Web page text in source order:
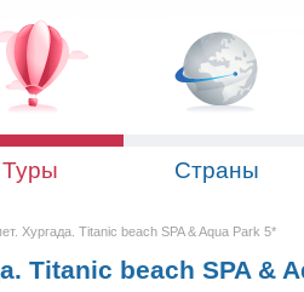
Туры Страны
Хургада. Titanic beach SPA & Aqua Park 5*
Titanic beach SPA &